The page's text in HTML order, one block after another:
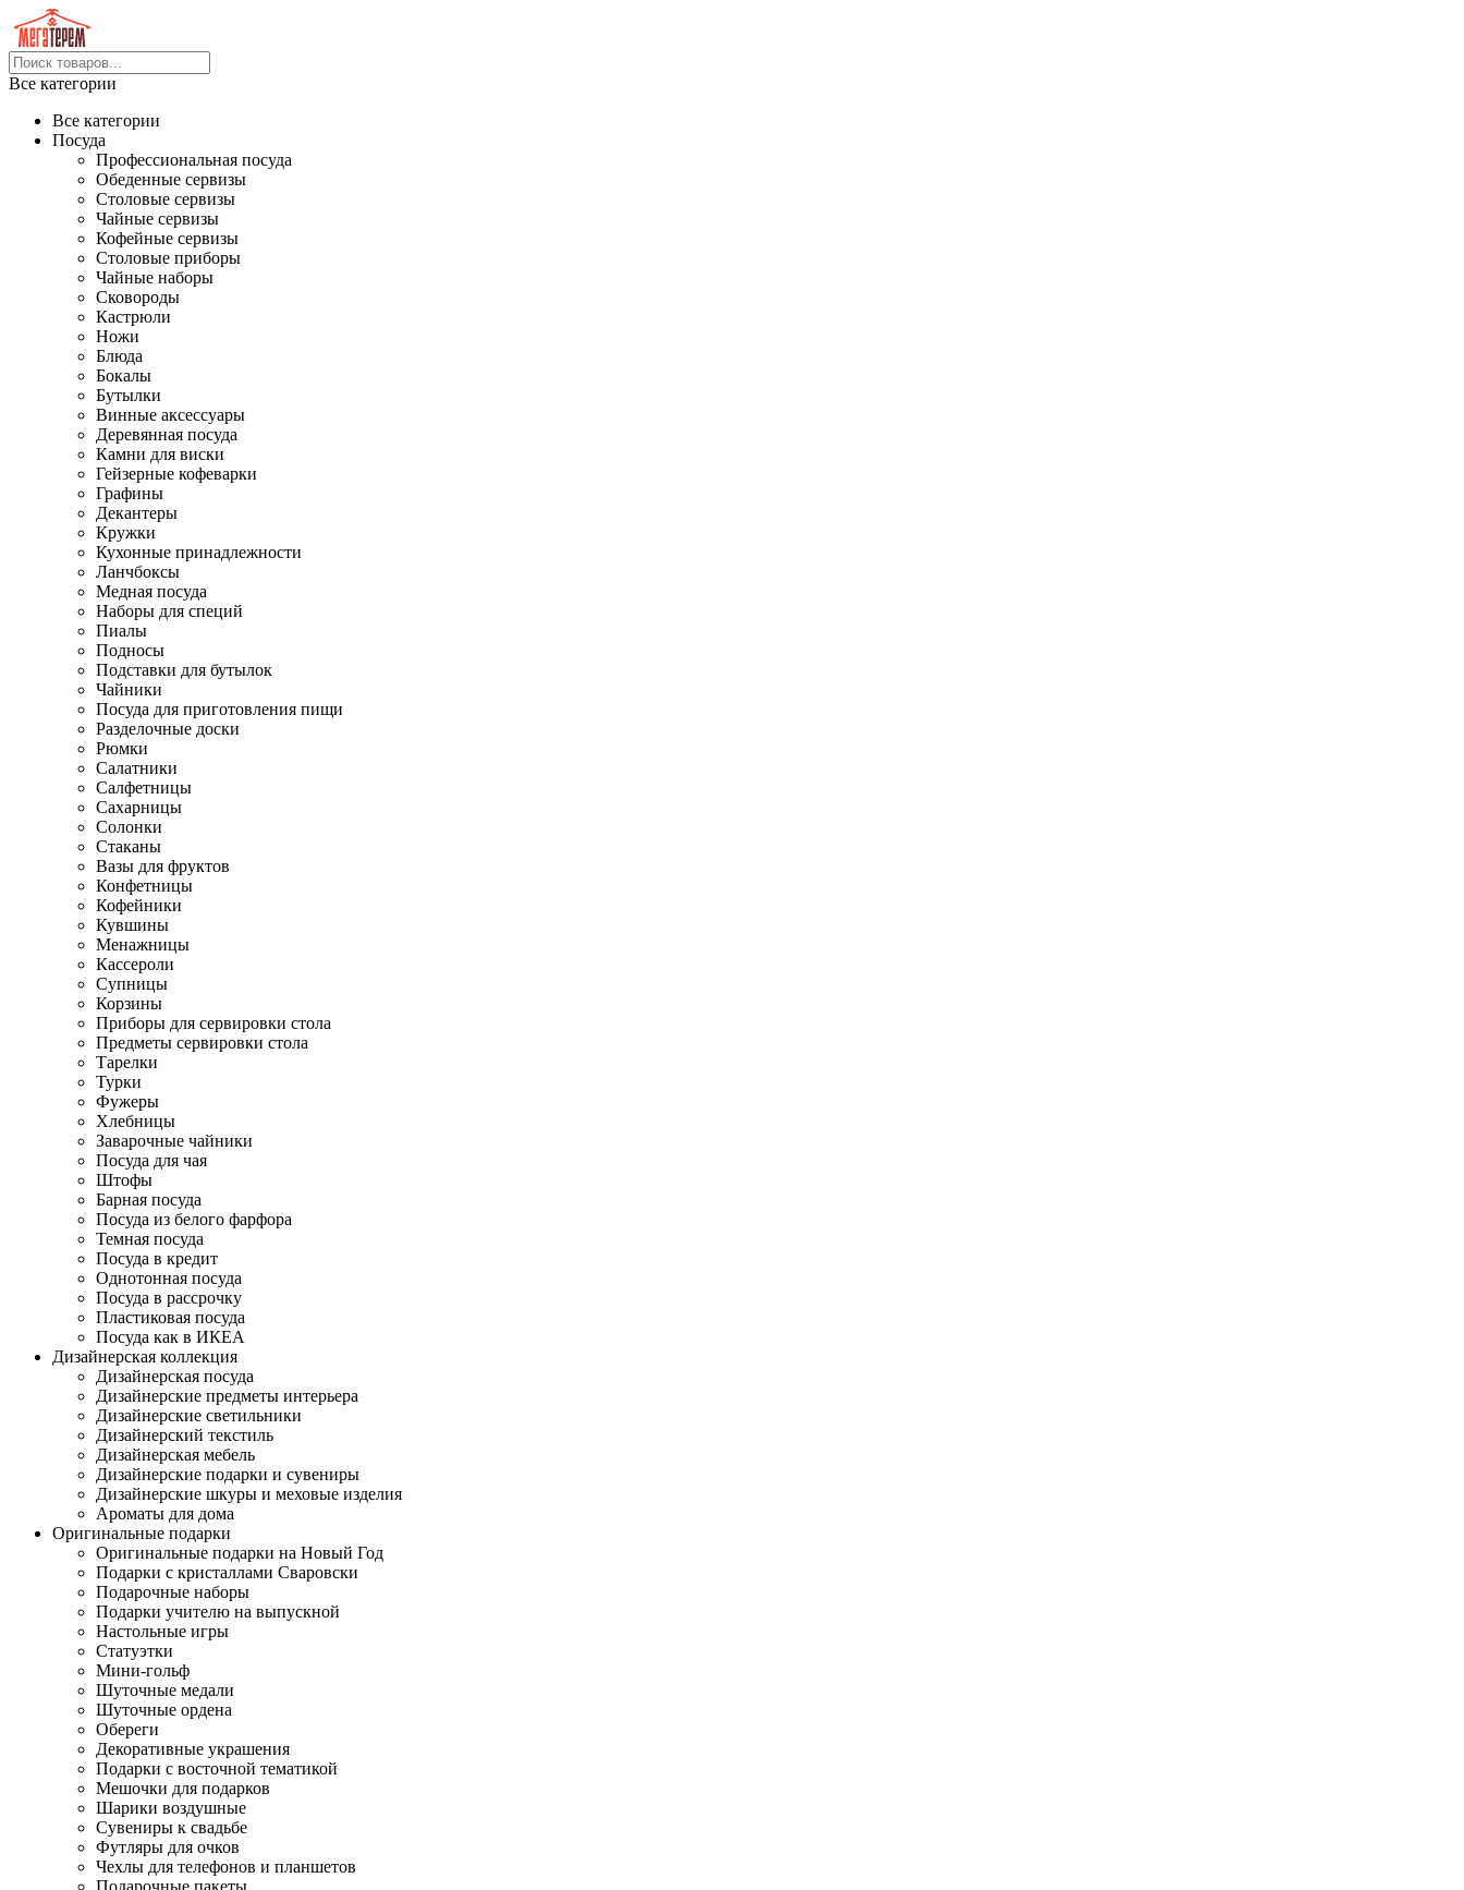
Все категории
Все категории
Посуда
Профессиональная посуда
Обеденные сервизы
Столовые сервизы
Чайные сервизы
Кофейные сервизы
Столовые приборы
Чайные наборы
Сковороды
Кастрюли
Ножи
Блюда
Бокалы
Бутылки
Винные аксессуары
Деревянная посуда
Камни для виски
Гейзерные кофеварки
Графины
Декантеры
Кружки
Кухонные принадлежности
Ланчбоксы
Медная посуда
Наборы для специй
Пиалы
Подносы
Подставки для бутылок
Чайники
Посуда для приготовления пищи
Разделочные доски
Рюмки
Салатники
Салфетницы
Сахарницы
Солонки
Стаканы
Вазы для фруктов
Конфетницы
Кофейники
Кувшины
Менажницы
Кассероли
Супницы
Корзины
Приборы для сервировки стола
Предметы сервировки стола
Тарелки
Турки
Фужеры
Хлебницы
Заварочные чайники
Посуда для чая
Штофы
Барная посуда
Посуда из белого фарфора
Темная посуда
Посуда в кредит
Однотонная посуда
Посуда в рассрочку
Пластиковая посуда
Посуда как в ИКЕА
Дизайнерская коллекция
Дизайнерская посуда
Дизайнерские предметы интерьера
Дизайнерские светильники
Дизайнерский текстиль
Дизайнерская мебель
Дизайнерские подарки и сувениры
Дизайнерские шкуры и меховые изделия
Ароматы для дома
Оригинальные подарки
Оригинальные подарки на Новый Год
Подарки с кристаллами Сваровски
Подарочные наборы
Подарки учителю на выпускной
Настольные игры
Статуэтки
Мини-гольф
Шуточные медали
Шуточные ордена
Обереги
Декоративные украшения
Подарки с восточной тематикой
Мешочки для подарков
Шарики воздушные
Сувениры к свадьбе
Футляры для очков
Чехлы для телефонов и планшетов
Подарочные пакеты